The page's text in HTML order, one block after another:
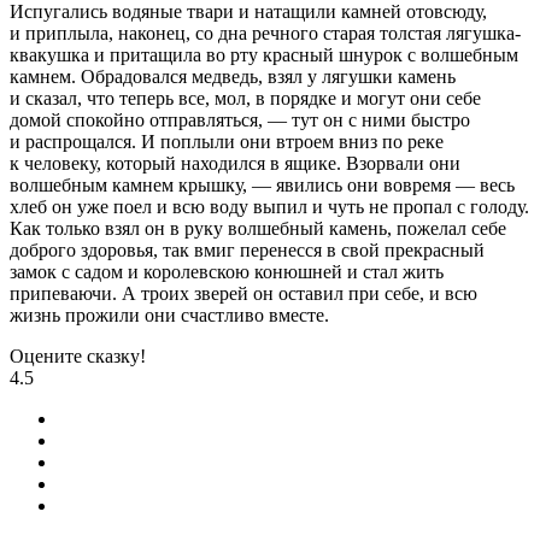
Испугались водяные твари и натащили камней отовсюду,
и приплыла, наконец, со дна речного старая толстая лягушка-
квакушка и притащила во рту красный шнурок с волшебным
камнем. Обрадовался медведь, взял у лягушки камень
и сказал, что теперь все, мол, в порядке и могут они себе
домой спокойно отправляться, — тут он с ними быстро
и распрощался. И поплыли они втроем вниз по реке
к человеку, который находился в ящике. Взорвали они
волшебным камнем крышку, — явились они вовремя — весь
хлеб он уже поел и всю воду выпил и чуть не пропал с голоду.
Как только взял он в руку волшебный камень, пожелал себе
доброго здоровья, так вмиг перенесся в свой прекрасный
замок с садом и королевскою конюшней и стал жить
припеваючи. А троих зверей он оставил при себе, и всю
жизнь прожили они счастливо вместе.
Оцените сказку!
4.5